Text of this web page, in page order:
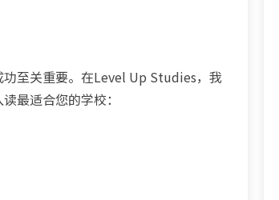
至关重要。在Level Up Studies，我
最适合您的学校：